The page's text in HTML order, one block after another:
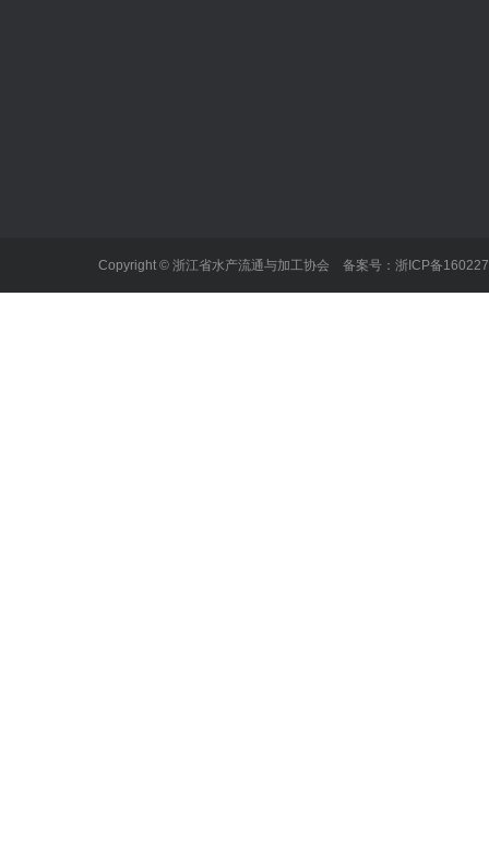
联系我们
展会信息 鱼百科
Copyright © 浙江省水产流通与加工协会 备案号： 浙ICP备